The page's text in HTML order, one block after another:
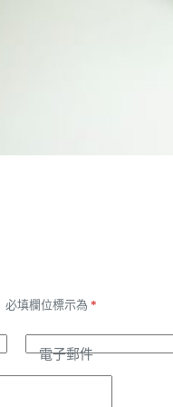
必填欄位標示為 *
電子郵件